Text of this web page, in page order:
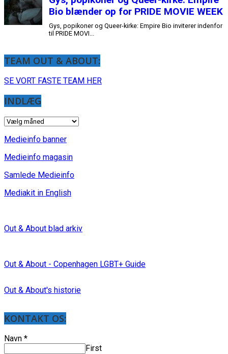
TEAM OUT & ABOUT:
SE VORT FASTE TEAM HER
INDLÆG
INDLÆG
Medieinfo banner
Medieinfo magasin
Samlede Medieinfo
Mediakit in English
Out & About blad arkiv
Out & About - Copenhagen LGBT+ Guide
Out & About's historie
KONTAKT OS:
Navn *
First